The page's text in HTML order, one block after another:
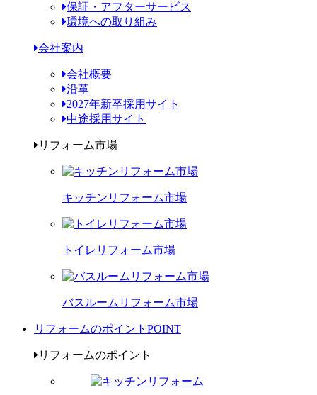
保証・アフターサービス
環境への取り組み
会社案内
会社概要
沿革
2027年新卒採用サイト
中途採用サイト
リフォーム市場
キッチンリフォーム市場
トイレリフォーム市場
バスルームリフォーム市場
リフォームのポイント POINT
リフォームのポイント